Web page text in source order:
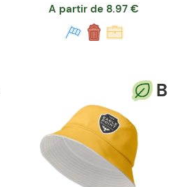
A partir de 8.97 €
B